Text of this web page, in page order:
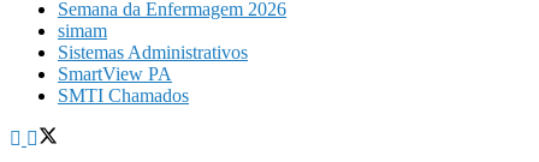
Semana da Enfermagem 2026
simam
Sistemas Administrativos
SmartView PA
SMTI Chamados